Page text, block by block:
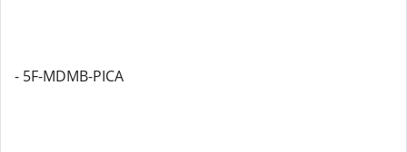
- 5F-MDMB-PICA